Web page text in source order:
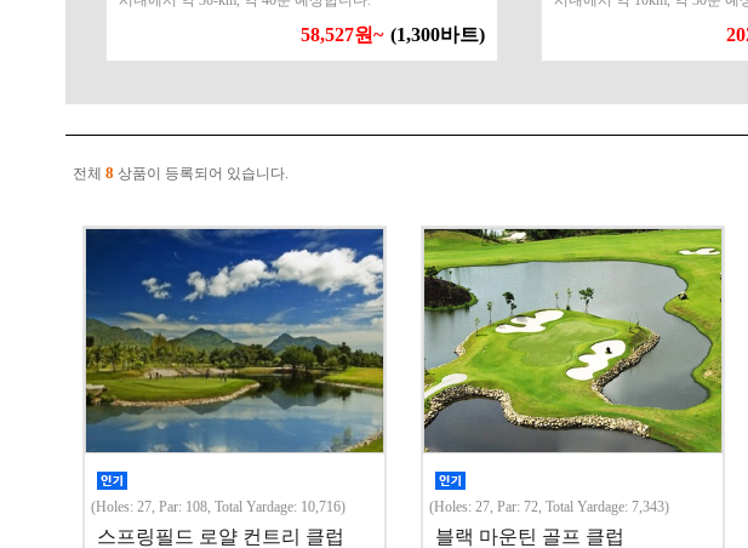
58,527원~ (1,300바트)
전체 8 상품이 등록되어 있습니다.
(Holes: 27, Par: 108, Total Yardage: 10,716)
스프링필드 로얄 컨트리 클럽
(Holes: 27, Par: 72, Total Yardage: 7,343)
블랙 마운틴 골프 클럽